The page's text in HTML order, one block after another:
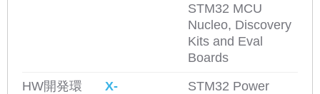
STM32 MCU
Nucleo, Discovery
Kits and Eval
Boards
HW開発環
X-
STM32 Power